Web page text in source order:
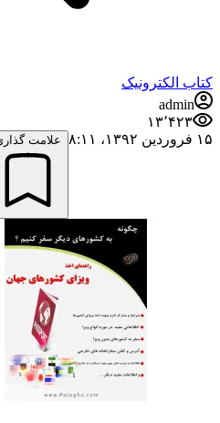
کتاب الکترونیک
admin
۱۳٬۴۲۳
۱۵ فروردین ۱۳۹۲،‏ ۸:۱۱
علامت